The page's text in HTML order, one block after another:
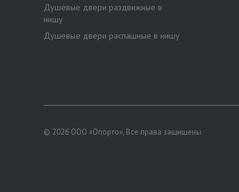
Душевые двери раздвижные в
нишу
Душевые двери распашные в нишу
© 2026 ООО «Опорто», Все права защищены